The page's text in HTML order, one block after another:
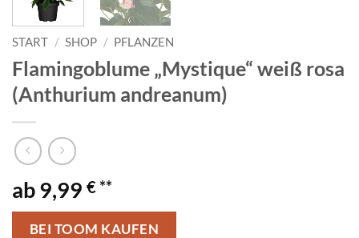
START / SHOP / PFLANZEN
Flamingoblume „Mystique“ weiß rosa
(Anthurium andreanum)
9,99 €
BEI TOOM KAUFEN